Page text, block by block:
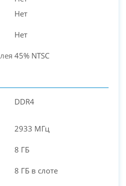
Нет
Нет
45% NTSC
DDR4
2933 МГц
8 ГБ
8 ГБ в слоте